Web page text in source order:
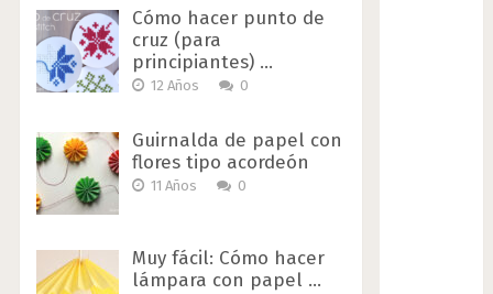
Cómo hacer punto de
cruz (para
principiantes) …
12 Años 0
Guirnalda de papel con
flores tipo acordeón
11 Años 0
Muy fácil: Cómo hacer
lámpara con papel …